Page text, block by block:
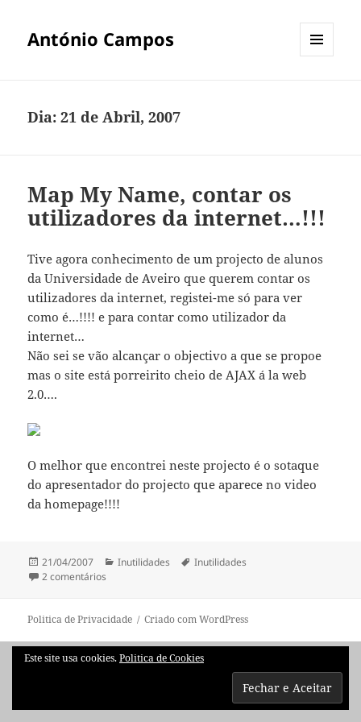
António Campos
Dia:21 de Abril, 2007
Map My Name, contar os
utilizadores da internet…!!!
Tive agora conhecimento de um projecto de alunos
da Universidade de Aveiro que querem contar os
utilizadores da internet, registei-me só para ver
como é…!!!! e para contar como utilizador da
internet…
Não sei se vão alcançar o objectivo a que se propoe
mas o site está porreirito cheio de AJAX á la web
2.0….
O melhor que encontrei neste projecto é o sotaque
do apresentador do projecto que aparece no video
da homepage!!!!
Publicado
a
21/04/2007 Categorias
Inutilidades Etiquetas
Inutilidades
2 comentários
Politica de Privacidade Criado com WordPress
Este site usa cookies.Politica de Cookies